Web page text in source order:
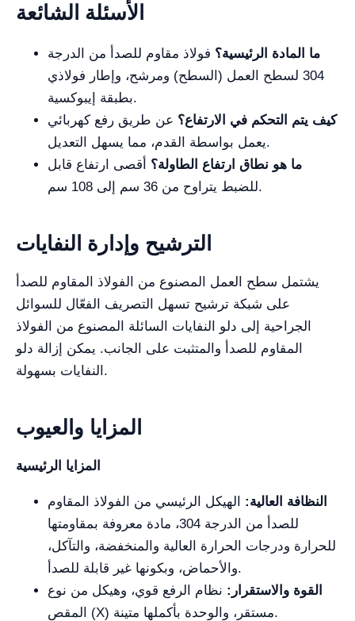
الأسئلة الشائعة
ما المادة الرئيسية؟ فولاذ مقاوم للصدأ من الدرجة
304 لسطح العمل (السطح) ومرشح، وإطار فولاذي
بطبقة إيبوكسية.
كيف يتم التحكم في الارتفاع؟ عن طريق رفع كهربائي
يعمل بواسطة القدم، مما يسهل التعديل.
ما هو نطاق ارتفاع الطاولة؟ أقصى ارتفاع قابل
للضبط يتراوح من 36 سم إلى 108 سم.
الترشيح وإدارة النفايات
يشتمل سطح العمل المصنوع من الفولاذ المقاوم للصدأ
على شبكة ترشيح تسهل التصريف الفعّال للسوائل
الجراحية إلى دلو النفايات السائلة المصنوع من الفولاذ
المقاوم للصدأ والمتثبت على الجانب. يمكن إزالة دلو
النفايات بسهولة.
المزايا والعيوب
المزايا الرئيسية
النظافة العالية: الهيكل الرئيسي من الفولاذ المقاوم
للصدأ من الدرجة 304، مادة معروفة بمقاومتها
للحرارة ودرجات الحرارة العالية والمنخفضة، والتآكل،
والأحماض، وبكونها غير قابلة للصدأ.
القوة والاستقرار: نظام الرفع قوي، وهيكل من نوع
المقص (X) مستقر، والوحدة بأكملها متينة.